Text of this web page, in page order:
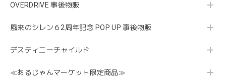
OVERDRIVE 事後物販
風来のシレン６2周年記念 POP UP 事後物販
デスティニーチャイルド
≪あるじゃんマーケット限定商品≫